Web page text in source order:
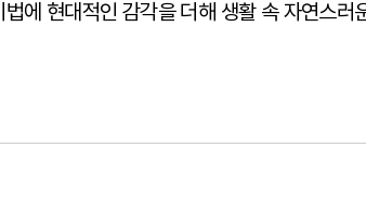
에 현대적인 감각을 더해 생활 속 자연스러